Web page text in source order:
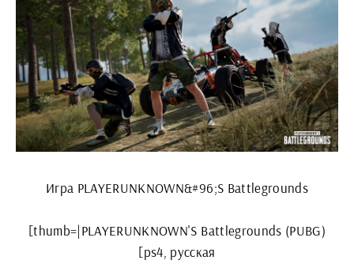
Игра PLAYERUNKNOWN&#96;S Battlegrounds
[thumb=|PLAYERUNKNOWN'S Battlegrounds (PUBG)
[ps4, русская